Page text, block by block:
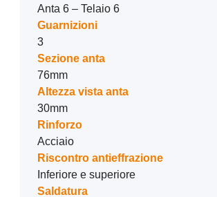
Anta 6 – Telaio 6
Guarnizioni
3
Sezione anta
76mm
Altezza vista anta
30mm
Rinforzo
Acciaio
Riscontro antieffrazione
Inferiore e superiore
Saldatura